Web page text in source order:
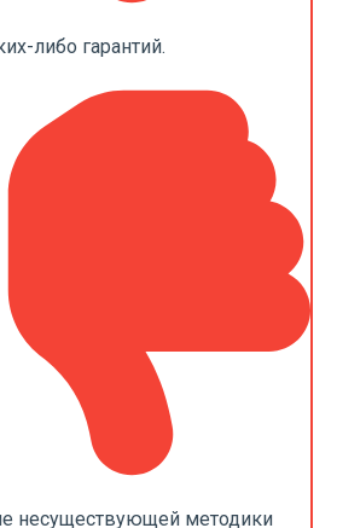
либо гарантий.
несуществующей методики